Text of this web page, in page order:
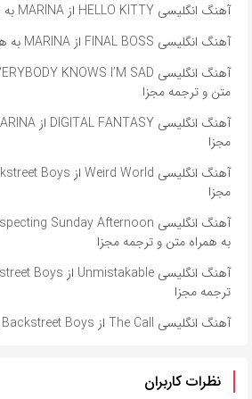
آهنگ انگلیسی HELLO KITTY از MARINA به همراه متن و ترجمه مجزا
آهنگ انگلیسی FINAL BOSS از MARINA به همراه متن و ترجمه مجزا
متن و ترجمه مجزا
مجزا
مجزا
به همراه متن و ترجمه مجزا
ترجمه مجزا
آهنگ انگلیسی The Call از Backstreet Boys به همراه متن و ترجمه مجزا
نظرات کاربران